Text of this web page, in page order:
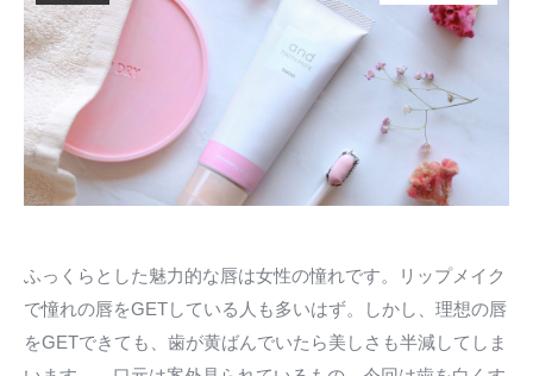
ふっくらとした魅力的な唇は女性の憧れです。リップメイク
で憧れの唇をGETしている人も多いはず。しかし、理想の唇
をGETできても、歯が黄ばんでいたら美しさも半減してしま